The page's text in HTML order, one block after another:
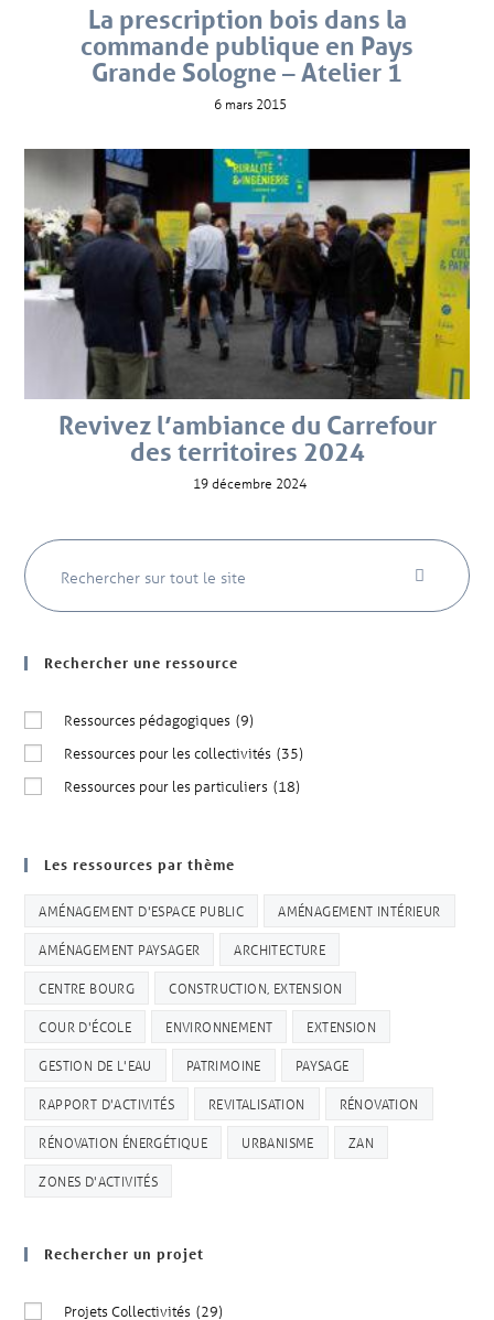
La prescription bois dans la
commande publique en Pays
Grande Sologne – Atelier 1
6 mars 2015
Revivez l’ambiance du Carrefour
des territoires 2024
19 décembre 2024
Rechercher une ressource
Ressources pédagogiques (9)
Ressources pour les collectivités (35)
Ressources pour les particuliers (18)
Les ressources par thème
AMÉNAGEMENT D'ESPACE PUBLIC AMÉNAGEMENT INTÉRIEUR
AMÉNAGEMENT PAYSAGER ARCHITECTURE
CENTRE BOURG CONSTRUCTION, EXTENSION
COUR D'ÉCOLE ENVIRONNEMENT EXTENSION
GESTION DE L'EAU PATRIMOINE PAYSAGE
RAPPORT D'ACTIVITÉS REVITALISATION RÉNOVATION
RÉNOVATION ÉNERGÉTIQUE URBANISME ZAN
ZONES D'ACTIVITÉS
Rechercher un projet
Projets Collectivités (29)